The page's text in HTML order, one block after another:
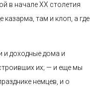
в начале ХХ столетия
казарма, там и клоп, а где
и доходные дома и
их; — и еще мы
немцев, и о